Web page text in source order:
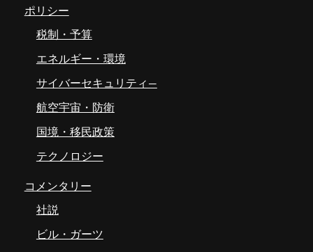
ポリシー
税制・予算
エネルギー・環境
サイバーセキュリティ―
航空宇宙・防衛
国境・移民政策
テクノロジー
コメンタリー
社説
ビル・ガーツ